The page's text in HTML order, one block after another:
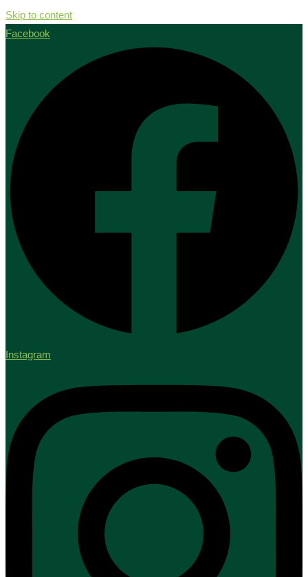
Skip to content
Facebook
Instagram